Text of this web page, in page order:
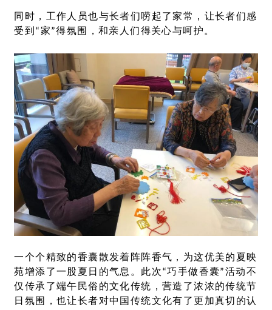
同时，工作人员也与长者们唠起了家常，让长者们感
受到“家”得氛围，和亲人们得关心与呵护。
一个个精致的香囊散发着阵阵香气，为这优美的夏映
苑增添了一股夏日的气息。此次“巧手做香囊”活动不
仅传承了端午民俗的文化传统，营造了浓浓的传统节
日氛围，也让长者对中国传统文化有了更加真切的认